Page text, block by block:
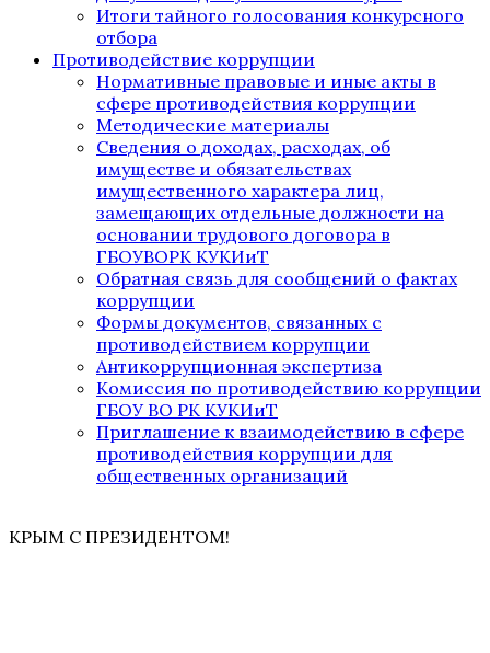
Итоги тайного голосования конкурсного
отбора
Противодействие коррупции
Нормативные правовые и иные акты в
сфере противодействия коррупции
Методические материалы
Сведения о доходах, расходах, об
имуществе и обязательствах
имущественного характера лиц,
замещающих отдельные должности на
основании трудового договора в
ГБОУВОРК КУКИиТ
Обратная связь для сообщений о фактах
коррупции
Формы документов, связанных с
противодействием коррупции
Антикоррупционная экспертиза
Комиссия по противодействию коррупции
ГБОУ ВО РК КУКИиТ
Приглашение к взаимодействию в сфере
противодействия коррупции для
общественных организаций
КРЫМ С ПРЕЗИДЕНТОМ!